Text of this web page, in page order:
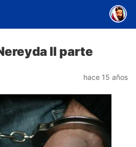
II parte
hace 15 años